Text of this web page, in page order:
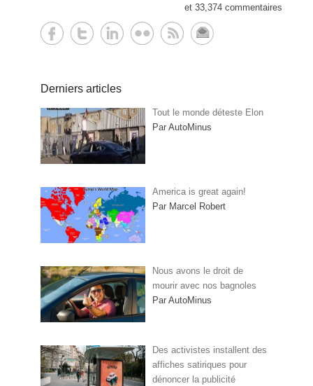
et 33,374 commentaires
Derniers articles
Tout le monde déteste Elon
Par AutoMinus
America is great again!
Par Marcel Robert
Nous avons le droit de
mourir avec nos bagnoles
Par AutoMinus
Des activistes installent des
affiches satiriques pour
dénoncer la publicité